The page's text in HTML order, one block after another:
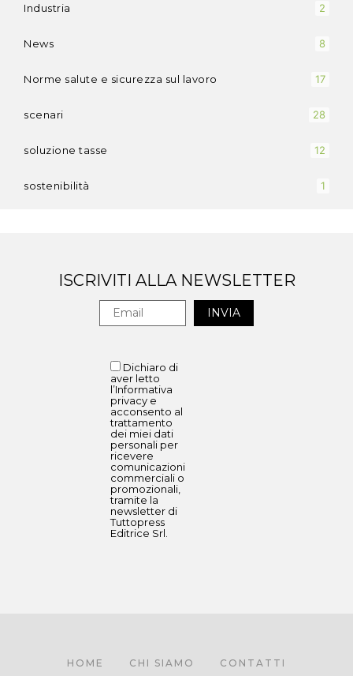
Industria 2
News 8
Norme salute e sicurezza sul lavoro 17
scenari 28
soluzione tasse 12
sostenibilità 1
ISCRIVITI ALLA NEWSLETTER
Dichiaro di
aver letto
l’Informativa
privacy e
acconsento al
trattamento
dei miei dati
personali per
ricevere
comunicazioni
commerciali o
promozionali,
tramite la
newsletter di
Tuttopress
Editrice Srl.
HOME CHI SIAMO CONTATTI